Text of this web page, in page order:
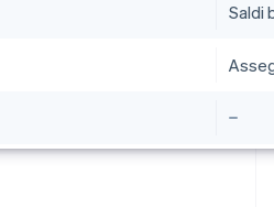
Saldi